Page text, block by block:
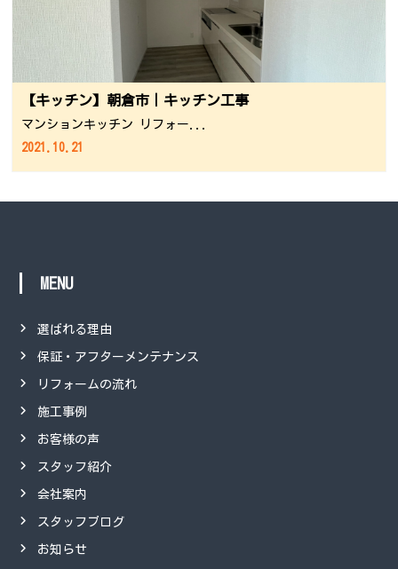
【キッチン】朝倉市｜キッチン工事
マンションキッチン リフォー...
2021.10.21
MENU
選ばれる理由
保証・アフターメンテナンス
リフォームの流れ
施工事例
お客様の声
スタッフ紹介
会社案内
スタッフブログ
お知らせ